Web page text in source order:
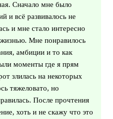
Сначало мне было
и всё развивалось не
и мне стало интересно
Мне понравилось
амбиции и то как
моменты где я прям
злилась на некоторых
тяжеловато, но
После прочтения
хоть и не скажу что это